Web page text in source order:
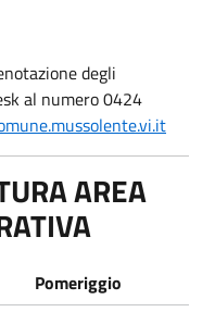
degli
al numero 0424
AREA
Pomeriggio